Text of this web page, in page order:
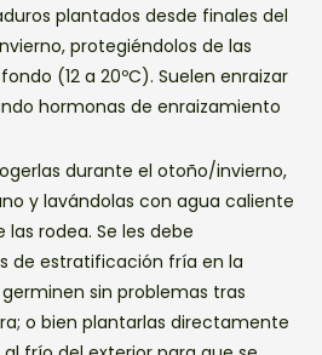
plantados desde finales del
protegiéndolos de las
(12 a 20ºC). Suelen enraizar
hormonas de enraizamiento
durante el otoño/invierno,
y lavándolas con agua caliente
rodea. Se les debe
de estratificación fría en la
sin problemas tras
o bien plantarlas directamente